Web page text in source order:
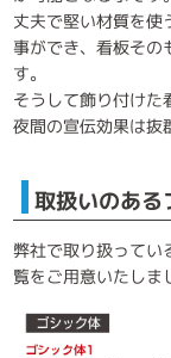
丈夫で堅い材質を使
事ができ、看板その
す。
そうして飾り付けた
夜間の宣伝効果は抜
取扱いのある
弊社で取り扱ってい
覧をご用意いたしま